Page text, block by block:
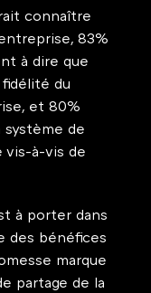
connaître
83%
à dire que
fidélité du
et 80%
système de
vis-à-vis de
à porter dans
des bénéfices
marque
partage de la